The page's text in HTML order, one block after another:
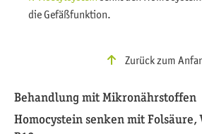
die Gefäßfunktion.
Zurück zum
Behandlung mit Mikronährstoffen
Homocystein senken mit Folsäure,